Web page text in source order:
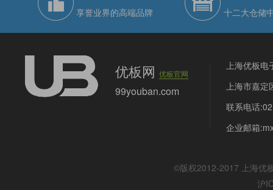
享誉业界的高端品牌 十二大仓储
优板网优板官网
99youban.com
上海优板电
上海市嘉定
联系电话
企业邮箱
©版权2012-2017 上海优
沪